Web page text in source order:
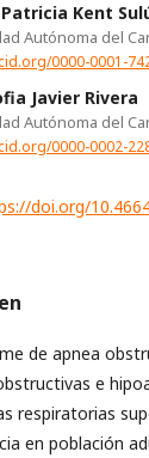
Kent
Autónoma del
0000-0001-
Javier Rivera
Autónoma del
0000-0002-
doi.org/
de apnea
e
respiratorias
en población